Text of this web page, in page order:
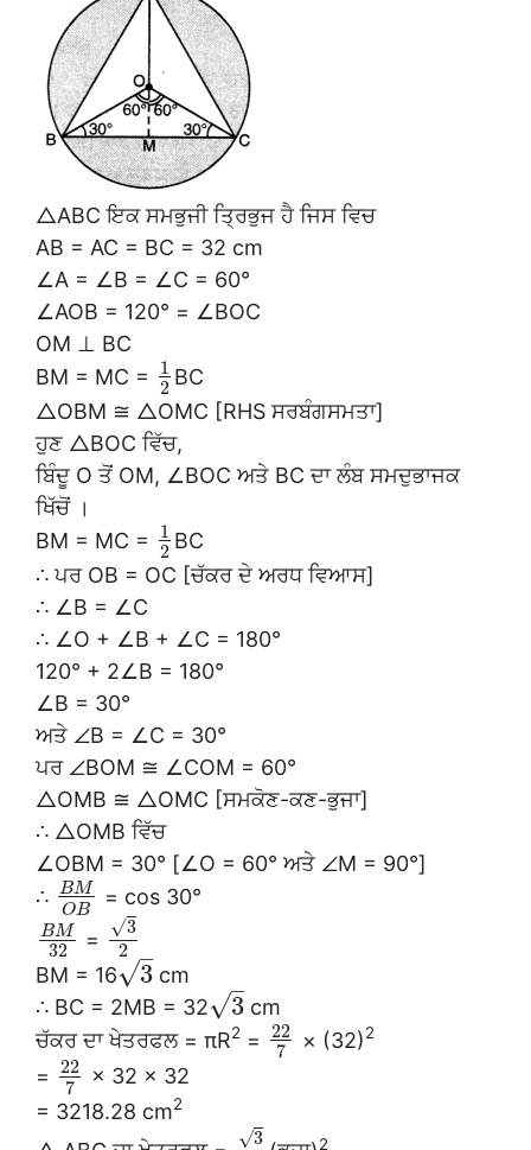
△ABC ਇਕ ਸਮਭੁਜੀ ਤ੍ਰਿਭੁਜ ਹੈ ਜਿਸ ਵਿਚ
AB = AC = BC = 32 cm
∠A = ∠B = ∠C = 60°
∠AOB = 120° = ∠BOC
OM ⊥ BC
BM = MC =
1
2 BC
△OBM ≅ △OMC [RHS ਸਰਬੰਗਸਮਤਾ]
ਹੁਣ △BOC ਵਿੱਚ,
ਬਿੰਦੂ O ਤੋਂ OM, ∠BOC ਅਤੇ BC ਦਾ ਲੰਬ ਸਮਦੁਭਾਜਕ
ਖਿੱਚੋਂ ।
BM = MC =
1
2 BC
∴ ਪਰ OB = OC [ਚੱਕਰ ਦੇ ਅਰਧ ਵਿਆਸ]
∴ ∠B = ∠C
∴ ∠O + ∠B + ∠C = 180°
120° + 2∠B = 180°
∠B = 30°
ਅਤੇ ∠B = ∠C = 30°
ਪਰ ∠BOM ≅ ∠COM = 60°
△OMB ≅ △OMC [ਸਮਕੋਣ-ਕਣ-ਭੁਜਾ]
∴ △OMB ਵਿੱਚ
∠OBM = 30° [∠O = 60° ਅਤੇ ∠M = 90°]
∴
BM
OB
= cos 30°
BM
32 = 3
√
2
BM = 16 3
–
√
cm
∴ BC = 2MB = 32
3
–
√
cm
ਚੱਕਰ ਦਾ ਖੇਤਰਫਲ = πR2 =
22
7
× (32)2
=
22
7
× 32 × 32
= 3218.28 cm2
3
√ 2